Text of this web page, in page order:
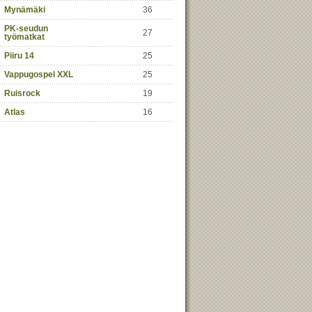
Mynämäki 36
PK-seudun
työmatkat
27
Piiru 14
25
Vappugospel XXL
25
Ruisrock
19
Atlas 16